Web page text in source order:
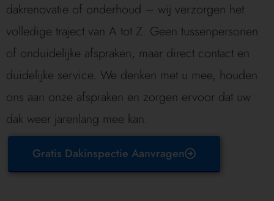
dakrenovatie of onderhoud – wij verzorgen het
volledige traject van A tot Z. Geen tussenpersonen
of onduidelijke afspraken, maar direct contact en
duidelijke service. We denken met u mee, houden
ons aan onze afspraken en zorgen ervoor dat uw
dak weer jarenlang mee kan.
Gratis Dakinspectie Aanvragen